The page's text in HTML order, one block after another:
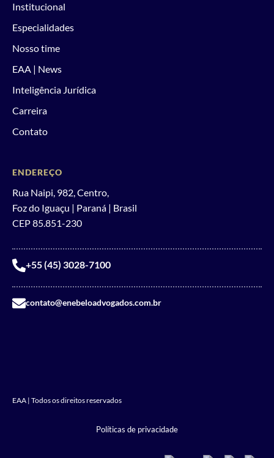
Institucional
Especialidades
Nosso time
EAA | News
Inteligência Jurídica
Carreira
Contato
ENDEREÇO
Rua Naipi, 982, Centro,
Foz do Iguaçu | Paraná | Brasil
CEP 85.851-230
+55 (45) 3028-7100
contato@enebeloadvogados.com.br
EAA | Todos os direitos reservados
Políticas de privacidade